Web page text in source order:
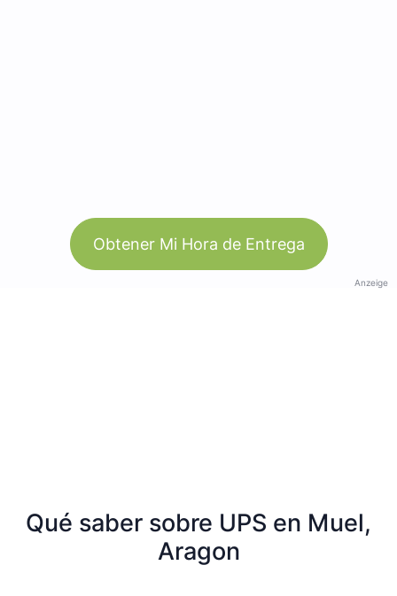
Obtener Mi Hora de Entrega
Anzeige
Qué saber sobre UPS en Muel,
Aragon